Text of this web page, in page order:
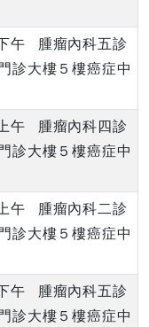
午 腫瘤內科五診
診大樓５樓癌症中
午 腫瘤內科四診
診大樓５樓癌症中
午 腫瘤內科二診
診大樓５樓癌症中
午 腫瘤內科五診
診大樓５樓癌症中